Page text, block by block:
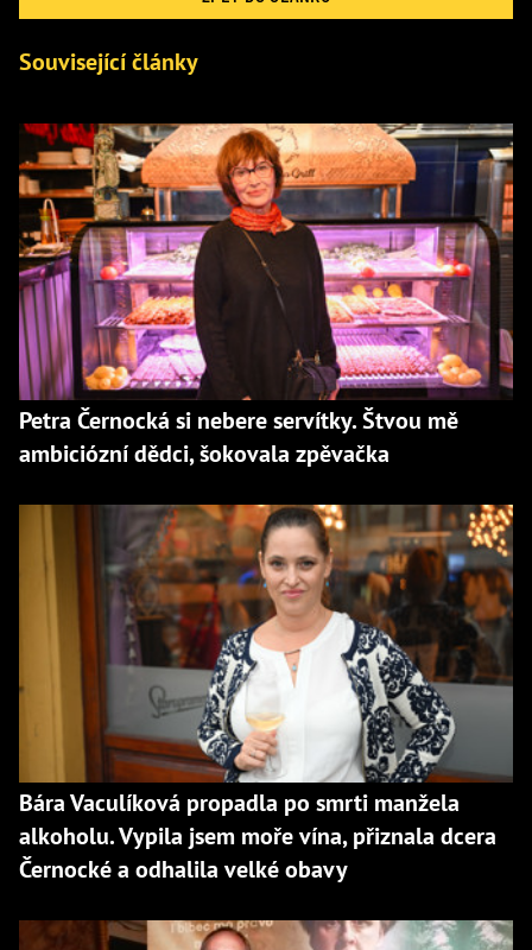
Související články
Petra Černocká si nebere servítky. Štvou mě
ambiciózní dědci, šokovala zpěvačka
Bára Vaculíková propadla po smrti manžela
alkoholu. Vypila jsem moře vína, přiznala dcera
Černocké a odhalila velké obavy